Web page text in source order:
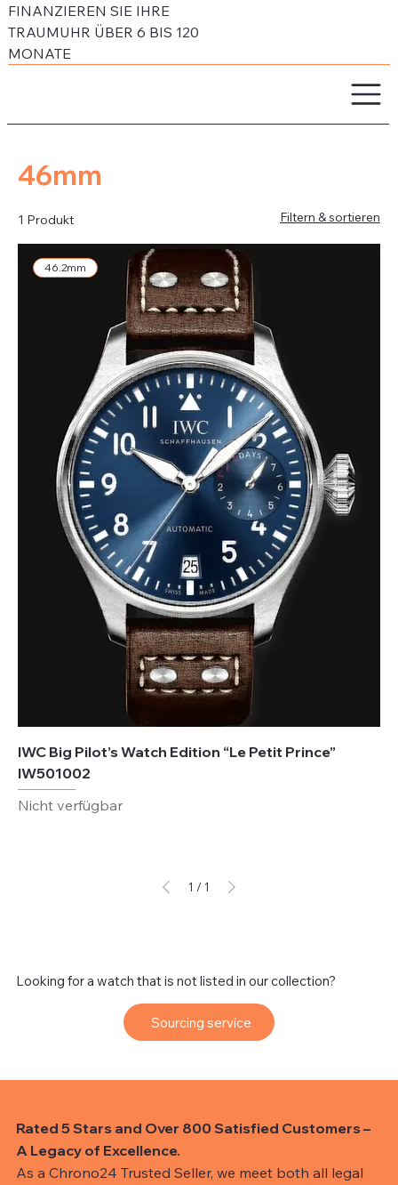
FINANZIEREN SIE IHRE
TRAUMUHR ÜBER 6 BIS 120
MONATE
Looking for a watch that is not listed in our collection?
Sourcing service
46mm
1 Produkt Filtern & sortieren
46.2mm
IWC Big Pilot’s Watch Edition “Le Petit Prince”
IW501002
Nicht verfügbar
1 / 1
Rated 5 Stars and Over 800 Satisfied Customers –
A Legacy of Excellence.
As a Chrono24 Trusted Seller, we meet both all legal